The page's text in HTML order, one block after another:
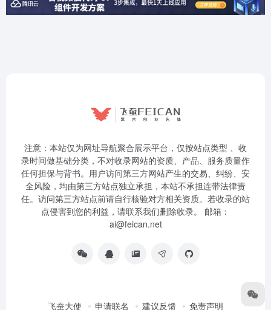
注意：本站仅为网址导航聚合展示平台，仅按站点类型 、收
录时间做基础分类，不对收录网站的资质、产品、服务质量作
任何担保与背书。用户访问第三方网站产生的交易、纠纷、安
全风险，均由第三方站点独立承担，本站不承担连带法律责
任。访问第三方站点前请自行核验对方相关资质。若收录的站
点侵害到您的利益，请联系我们删除收录。 邮箱：
ai@feican.net
飞蚕大使 申请联名 建议反馈 免责声明